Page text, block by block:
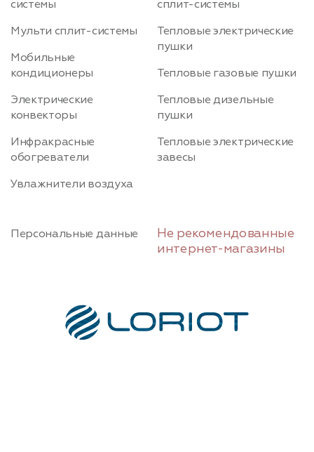
системы
Мульти сплит-системы
Мобильные
кондиционеры
Электрические
конвекторы
Инфракрасные
обогреватели
Увлажнители воздуха
сплит-системы
Тепловые электрические
пушки
Тепловые газовые пушки
Тепловые дизельные
пушки
Тепловые электрические
завесы
Персональные данные
Не рекомендованные
интернет-магазины